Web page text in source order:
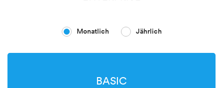
Monatlich Jährlich
BASIC